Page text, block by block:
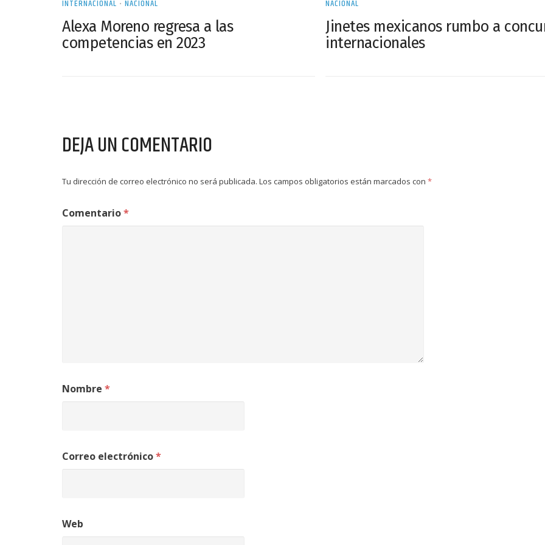
INTERNACIONAL • NACIONAL
Alexa Moreno regresa a las
competencias en 2023
NACIONAL
Jinetes mexicanos rumbo a
internacionales
DEJA UN COMENTARIO
Tu dirección de correo electrónico no será publicada. Los campos obligatorios están marcados con *
Comentario*
Nombre *
Correo electrónico*
Web